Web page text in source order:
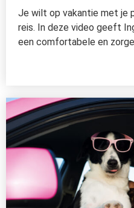
Je wilt op vakantie met je
reis. In deze video geeft
een comfortabele en